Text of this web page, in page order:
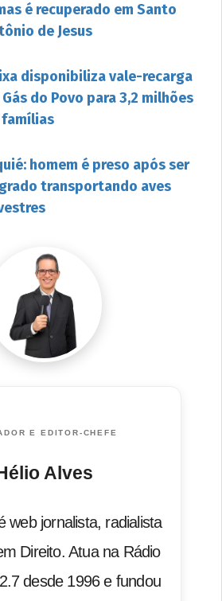
é recuperado em Santo
de Jesus
disponibiliza vale-recarga
do Povo para 3,2 milhões
famílias
homem é preso após ser
transportando aves
E EDITOR-CHEFE
Alves
web jornalista, radialista
Direito. Atua na Rádio
desde 1996 e fundou